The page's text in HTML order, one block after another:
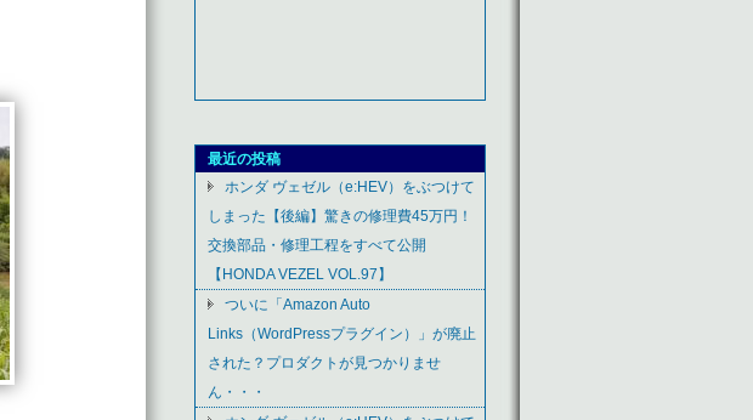
最近の投稿
ホンダ ヴェゼル（e:HEV）をぶつけて
しまった【後編】驚きの修理費45万円！
交換部品・修理工程をすべて公開
【HONDA VEZEL VOL.97】
ついに「Amazon Auto
Links（WordPressプラグイン）」が廃止
された？プロダクトが見つかりませ
ん・・・